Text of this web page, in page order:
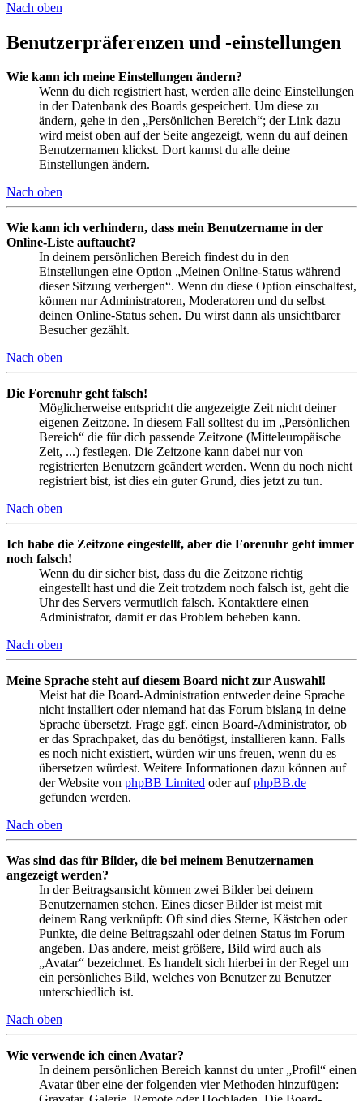
Nach oben
Benutzerpräferenzen und -einstellungen
Wie kann ich meine Einstellungen ändern?
Wenn du dich registriert hast, werden alle deine Einstellungen
in der Datenbank des Boards gespeichert. Um diese zu
ändern, gehe in den „Persönlichen Bereich“; der Link dazu
wird meist oben auf der Seite angezeigt, wenn du auf deinen
Benutzernamen klickst. Dort kannst du alle deine
Einstellungen ändern.
Nach oben
Wie kann ich verhindern, dass mein Benutzername in der
Online-Liste auftaucht?
In deinem persönlichen Bereich findest du in den
Einstellungen eine Option „Meinen Online-Status während
dieser Sitzung verbergen“. Wenn du diese Option einschaltest,
können nur Administratoren, Moderatoren und du selbst
deinen Online-Status sehen. Du wirst dann als unsichtbarer
Besucher gezählt.
Nach oben
Die Forenuhr geht falsch!
Möglicherweise entspricht die angezeigte Zeit nicht deiner
eigenen Zeitzone. In diesem Fall solltest du im „Persönlichen
Bereich“ die für dich passende Zeitzone (Mitteleuropäische
Zeit, ...) festlegen. Die Zeitzone kann dabei nur von
registrierten Benutzern geändert werden. Wenn du noch nicht
registriert bist, ist dies ein guter Grund, dies jetzt zu tun.
Nach oben
Ich habe die Zeitzone eingestellt, aber die Forenuhr geht immer
noch falsch!
Wenn du dir sicher bist, dass du die Zeitzone richtig
eingestellt hast und die Zeit trotzdem noch falsch ist, geht die
Uhr des Servers vermutlich falsch. Kontaktiere einen
Administrator, damit er das Problem beheben kann.
Nach oben
Meine Sprache steht auf diesem Board nicht zur Auswahl!
Meist hat die Board-Administration entweder deine Sprache
nicht installiert oder niemand hat das Forum bislang in deine
Sprache übersetzt. Frage ggf. einen Board-Administrator, ob
er das Sprachpaket, das du benötigst, installieren kann. Falls
es noch nicht existiert, würden wir uns freuen, wenn du es
übersetzen würdest. Weitere Informationen dazu können auf
der Website von phpBB Limited oder aufphpBB.de
gefunden werden.
Nach oben
Was sind das für Bilder, die bei meinem Benutzernamen
angezeigt werden?
In der Beitragsansicht können zwei Bilder bei deinem
Benutzernamen stehen. Eines dieser Bilder ist meist mit
deinem Rang verknüpft: Oft sind dies Sterne, Kästchen oder
Punkte, die deine Beitragszahl oder deinen Status im Forum
angeben. Das andere, meist größere, Bild wird auch als
„Avatar“ bezeichnet. Es handelt sich hierbei in der Regel um
ein persönliches Bild, welches von Benutzer zu Benutzer
unterschiedlich ist.
Nach oben
Wie verwende ich einen Avatar?
In deinem persönlichen Bereich kannst du unter „Profil“ einen
Avatar über eine der folgenden vier Methoden hinzufügen: